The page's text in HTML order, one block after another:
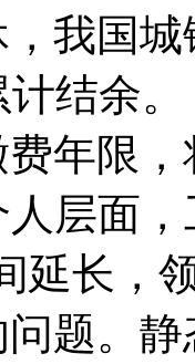
我国
计结余
年限
层面
延长，
题。